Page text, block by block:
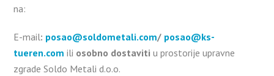
na:
E-mail: posao@soldometali.com/ posao@ks-
tueren.com ili osobno dostaviti u prostorije upravne
zgrade Soldo Metali d.o.o.